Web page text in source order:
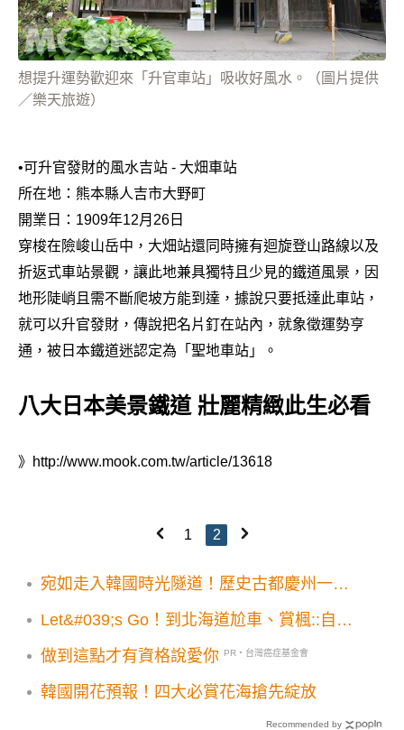
想提升運勢歡迎來「升官車站」吸收好風水。（圖片提供
／樂天旅遊）
•可升官發財的風水吉站 - 大畑車站
所在地：熊本縣人吉市大野町
開業日：1909年12月26日
穿梭在險峻山岳中，大畑站還同時擁有迴旋登山路線以及
折返式車站景觀，讓此地兼具獨特且少見的鐵道風景，因
地形陡峭且需不斷爬坡方能到達，據說只要抵達此車站，
就可以升官發財，傳說把名片釘在站內，就象徵運勢亨
通，被日本鐵道迷認定為「聖地車站」。
八大日本美景鐵道 壯麗精緻此生必看
》 http://www.mook.com.tw/article/13618
1 2
宛如走入韓國時光隧道！歷史古都慶州一日
Let&#039;s Go！到北海道尬車、賞楓::自駕
做到這點才有資格說愛你 PR・台灣癌症基金會
韓國開花預報！四大必賞花海搶先綻放
Recommended by